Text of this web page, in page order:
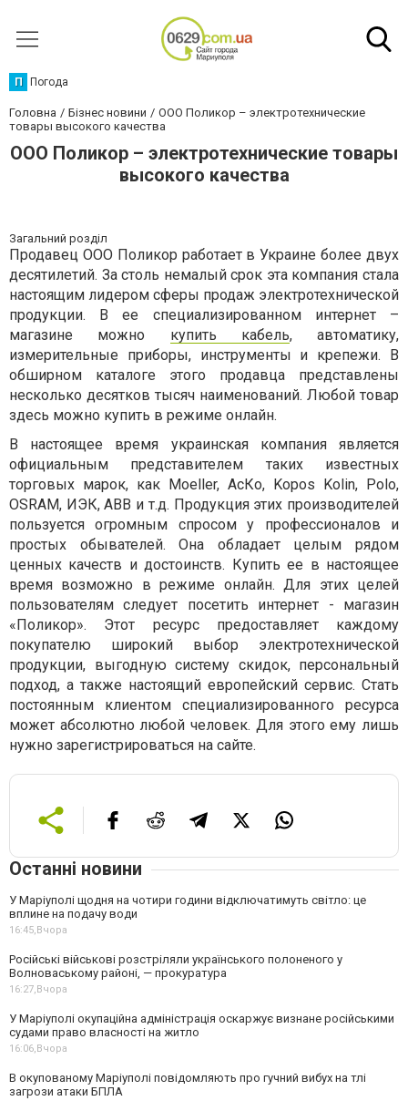
П Погода
Головна Бізнес новини
ООО Поликор – электротехнические
товары высокого качества
ООО Поликор – электротехнические товары
высокого качества
Загальний розділ
Продавец ООО Поликор работает в Украине более двух
десятилетий. За столь немалый срок эта компания стала
настоящим лидером сферы продаж электротехнической
продукции. В ее специализированном интернет –
магазине можно купить кабель, автоматику,
измерительные приборы, инструменты и крепежи. В
обширном каталоге этого продавца представлены
несколько десятков тысяч наименований. Любой товар
здесь можно купить в режиме онлайн.
В настоящее время украинская компания является
официальным представителем таких известных
торговых марок, как Moeller, АсКо, Kopos Kolin, Polo,
OSRAM, ИЭК, АВВ и т.д. Продукция этих производителей
пользуется огромным спросом у профессионалов и
простых обывателей. Она обладает целым рядом
ценных качеств и достоинств. Купить ее в настоящее
время возможно в режиме онлайн. Для этих целей
пользователям следует посетить интернет - магазин
«Поликор». Этот ресурс предоставляет каждому
покупателю широкий выбор электротехнической
продукции, выгодную систему скидок, персональный
подход, а также настоящий европейский сервис. Стать
постоянным клиентом специализированного ресурса
может абсолютно любой человек. Для этого ему лишь
нужно зарегистрироваться на сайте.
Останні новини
У Маріуполі щодня на чотири години відключатимуть світло: це
вплине на подачу води
16:45,Вчора
Російські військові розстріляли українського полоненого у
Волноваському районі, — прокуратура
16:27,Вчора
У Маріуполі окупаційна адміністрація оскаржує визнане російськими
судами право власності на житло
16:06,Вчора
В окупованому Маріуполі повідомляють про гучний вибух на тлі
загрози атаки БПЛА